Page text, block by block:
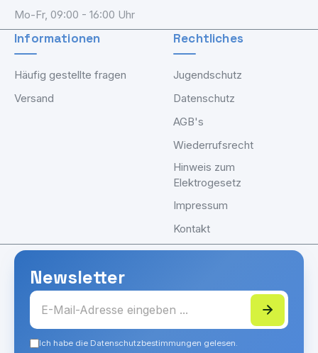
Mo-Fr, 09:00 - 16:00 Uhr
Informationen
Häufig gestellte fragen
Versand
Rechtliches
Jugendschutz
Datenschutz
AGB's
Wiederrufsrecht
Hinweis zum
Elektrogesetz
Impressum
Kontakt
Newsletter
Ich habe die Datenschutzbestimmungen gelesen.